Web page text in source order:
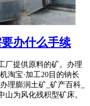
办什么手续
厂提供原料的矿。办理
淘宝·加工20目的钠长
理膨润土矿_矿产百科_
山为风化残积型矿床。